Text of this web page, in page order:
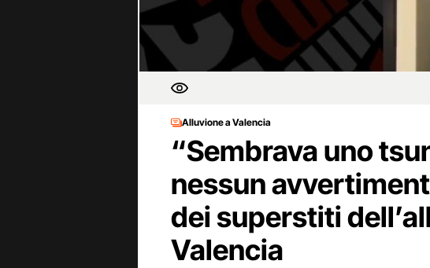
Alluvione a Valencia
“Sembrava uno
nessun
dei superstiti
Valencia